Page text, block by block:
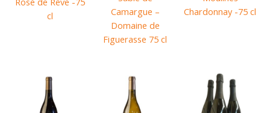
cl
Camargue –
Domaine de
Figuerasse 75 cl
Chardonnay -75 cl